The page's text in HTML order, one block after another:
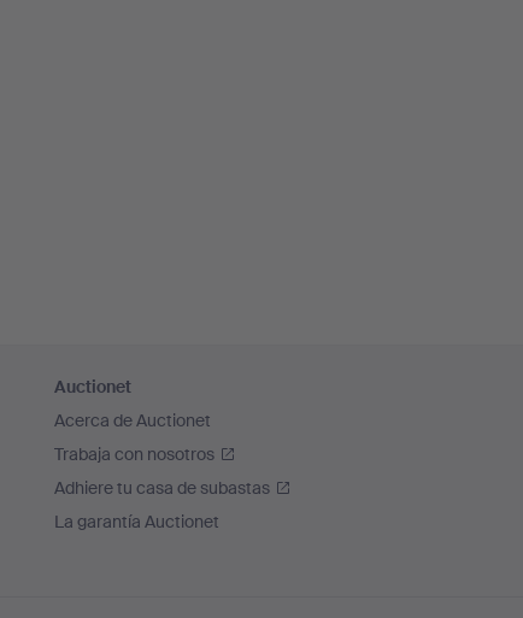
Auctionet
Acerca de Auctionet
Trabaja con nosotros
Adhiere tu casa de subastas
La garantía Auctionet